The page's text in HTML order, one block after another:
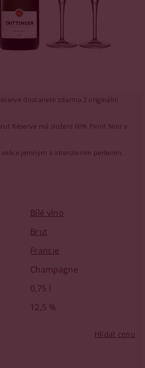
dostanete zdarma 2 originální
Réserve má složení 60% Pinot Noir a
jemným a intenzivním perlením.
Bílé víno
Brut
Francie
Champagne
0,75 l
12,5 %
Hlídat cenu